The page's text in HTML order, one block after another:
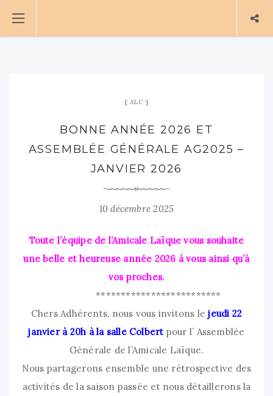
ALC
BONNE ANNÉE 2026 ET
ASSEMBLÉE GÉNÉRALE AG2025 –
JANVIER 2026
10 décembre 2025
Toute l’équipe de l’Amicale Laïque vous souhaite
une belle et heureuse année 2026 à vous ainsi qu’à
vos proches.
*************************
Chers Adhérents, nous vous invitons lejeudi 22
janvier à 20h à la salle Colbert pour l’ Assemblée
Générale de l’Amicale Laïque.
Nous partagerons ensemble une rétrospective des
activités de la saison passée et nous détaillerons la